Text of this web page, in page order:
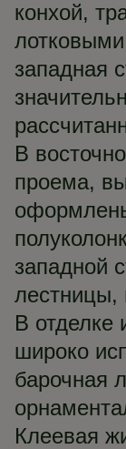
конхой,
западная
В
проема,
западной
лестницы,
В отделке
широко
барочная
Клеевая